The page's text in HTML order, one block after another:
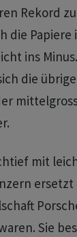
Rekord
die
ins
die
mit
Sie